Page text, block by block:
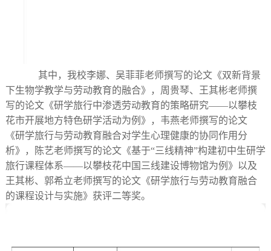
其中，我校李娜、吴菲菲老师撰写的论文《双新背景
下生物学教学与劳动教育的融合》，周贵琴、王其彬老师撰
写的论文《研学旅行中渗透劳动教育的策略研究——以攀枝
花市开展地方特色研学活动为例》，韦燕老师撰写的论文
《研学旅行与劳动教育融合对学生心理健康的协同作用分
析》，陈艺老师撰写的论文《基于“三线精神”构建初中生研学
旅行课程体系——以攀枝花中国三线建设博物馆为例》以及
王其彬、郭希立老师撰写的论文《研学旅行与劳动教育融合
的课程设计与实施》获评二等奖。